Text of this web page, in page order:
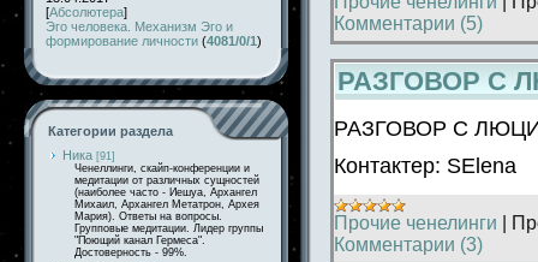
[Абсолютера]
Эго человека. Механизм Эго и
формирование личности (4081/0/1)
Категории раздела
Ника [91]
Ченеллинги, скайп-конференции и
медитации от различных сущностей
(наиболее часто - Иешуа, Архангел
Михаил, Архангел Метатрон, Архея
Мария). Ответы на вопросы.
Групповые медитации. Лидер группы
"Поющий канал Гермеса".
Достоверность - 99%.
Комментарии (5)
РАЗГОВОР С
РАЗГОВОР С
Контактер: SElena
Прочие ченелинги
Комментарии (3)